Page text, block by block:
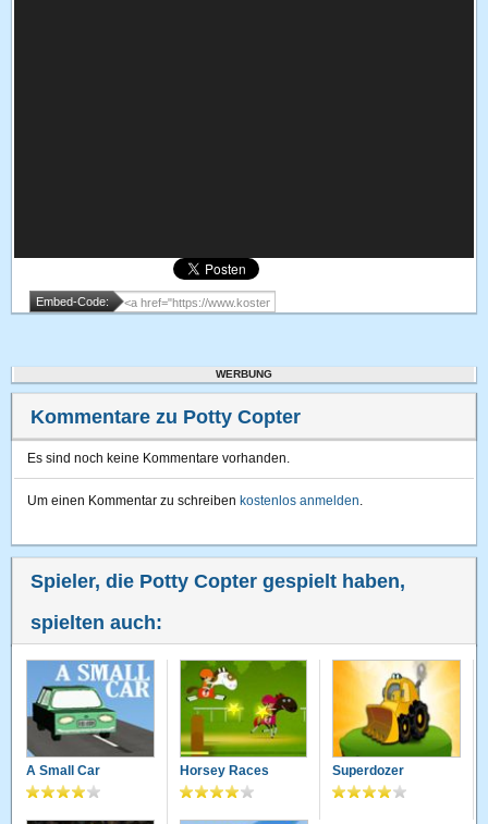
Embed-Code:
WERBUNG
Kommentare zu Potty Copter
Es sind noch keine Kommentare vorhanden.
Um einen Kommentar zu schreiben kostenlos anmelden.
Spieler, die Potty Copter gespielt haben,
spielten auch:
A Small Car Horsey Races Superdozer